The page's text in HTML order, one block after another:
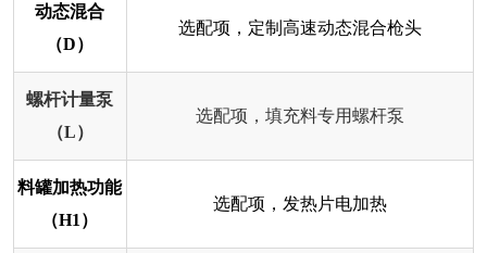
动态混合
（D）
选配项，定制高速动态混合枪头
螺杆计量泵
（L）
选配项，填充料专用螺杆泵
料罐加热功能
（H1）
选配项，发热片电加热